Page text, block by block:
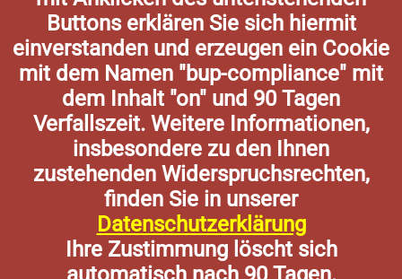
Buttons erklären Sie sich hiermit
einverstanden und erzeugen ein Cookie
mit dem Namen "bup-compliance" mit
dem Inhalt "on" und 90 Tagen
Verfallszeit. Weitere Informationen,
insbesondere zu den Ihnen
zustehenden Widerspruchsrechten,
finden Sie in unserer
Datenschutzerklärung
Ihre Zustimmung löscht sich